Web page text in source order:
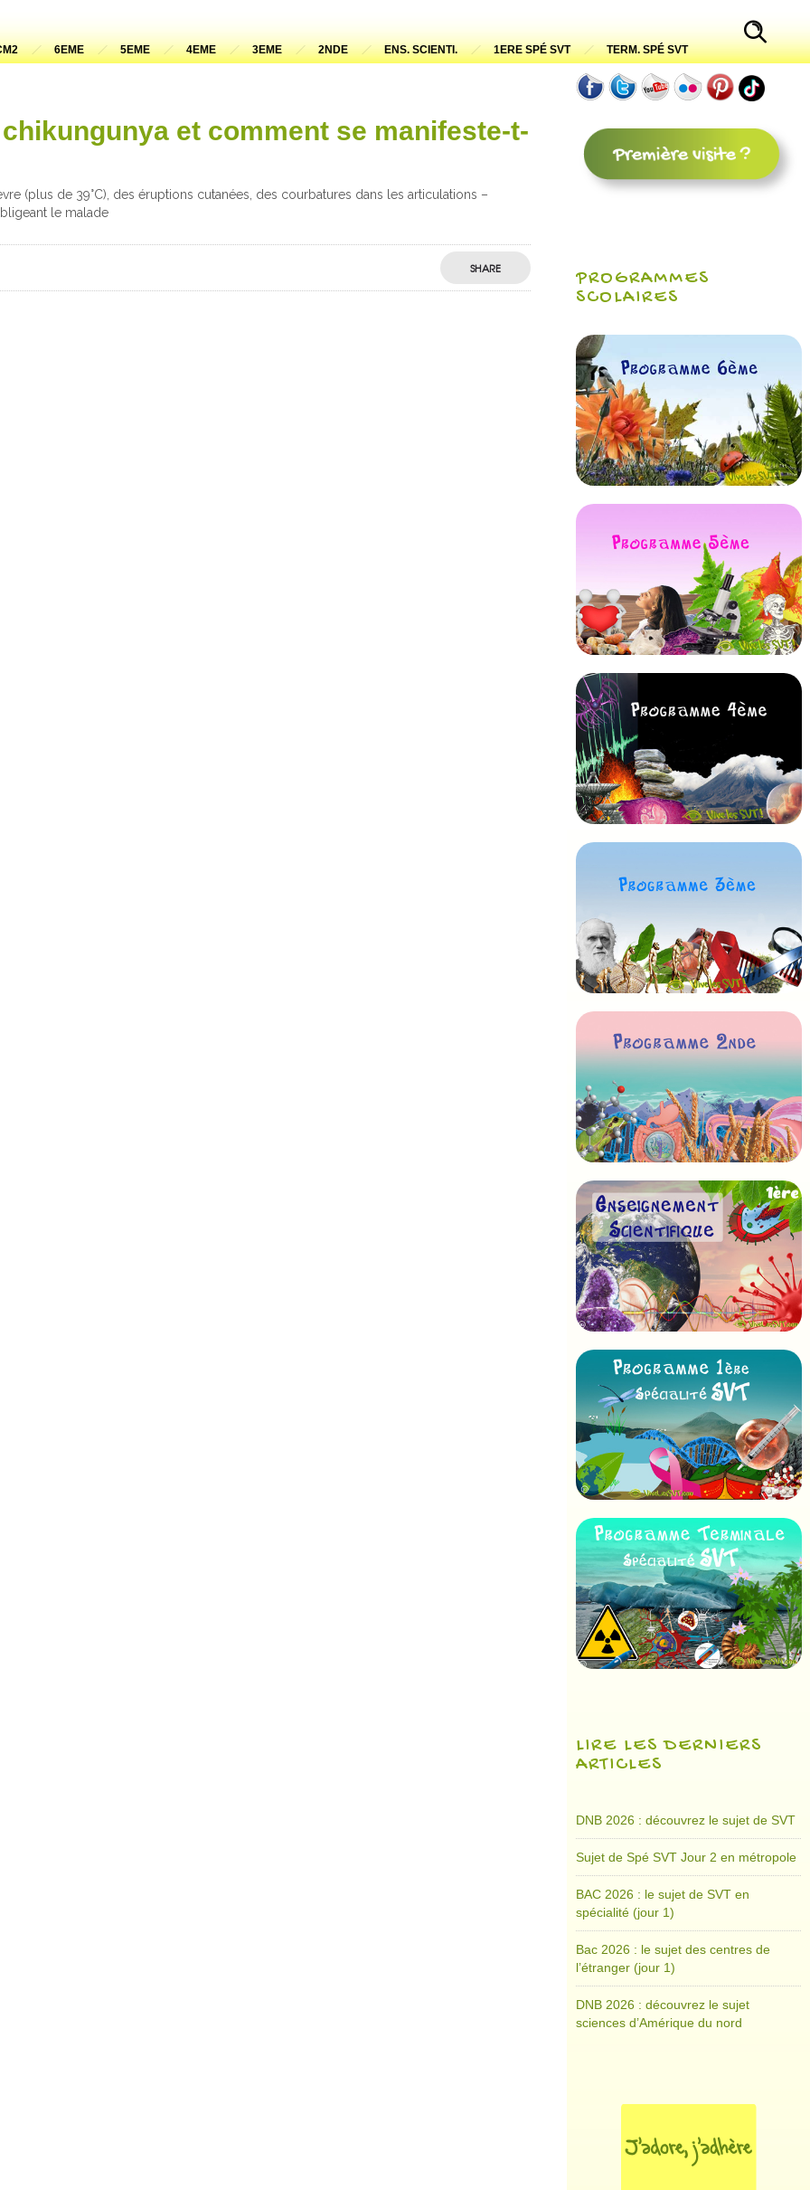
6EME 5EME 4EME 3EME 2NDE ENS. SCIENTI. 1ERE SPÉ SVT TERM. SPÉ SVT
chikungunya et comment se manifeste-t-
(plus de 39°C), des éruptions cutanées, des courbatures dans les articulations –
le malade
SHARE
PROGRAMMES
SCOLAIRES
LIRE LES DERNIERS
ARTICLES
DNB 2026 : découvrez le sujet de SVT
Sujet de Spé SVT Jour 2 en métropole
BAC 2026 : le sujet de SVT en
spécialité (jour 1)
Bac 2026 : le sujet des centres de
l’étranger (jour 1)
DNB 2026 : découvrez le sujet
sciences d’Amérique du nord